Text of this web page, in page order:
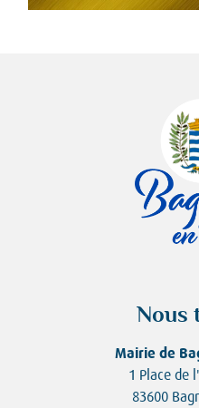
Nous
Mairie de
1 Place de
83600